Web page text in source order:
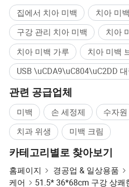
집에서 치아 미백
치아 미
구강 관리 치아 미백
치아
치아 미백 가루
치아 미백
USB \uCDA9\uC804\uC2DD
관련 공급업체
미백 손 세정제 수자원
치과 위생
미백 크림
카테고리별로 찾아보기
홈페이지 경공업 & 일상용품
케어
51.5* 36*68cm 구강 상